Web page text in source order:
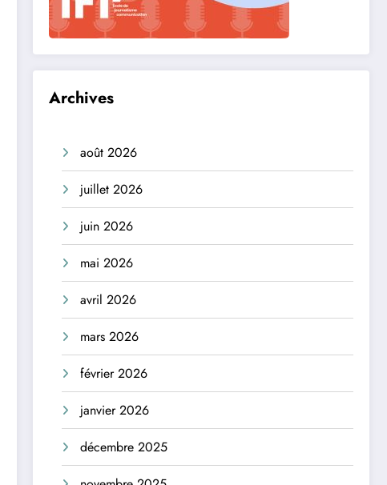
Archives
août 2026
juillet 2026
juin 2026
mai 2026
avril 2026
mars 2026
février 2026
janvier 2026
décembre 2025